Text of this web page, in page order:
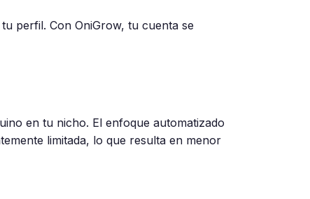
perfil. Con OniGrow, tu cuenta se
en tu nicho. El enfoque automatizado
limitada, lo que resulta en menor